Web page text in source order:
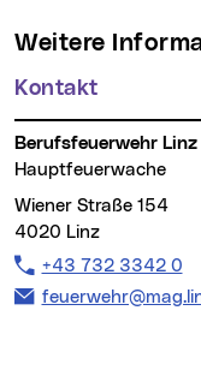
Weitere
Kontakt
Berufsfeuerwehr Linz
Hauptfeuerwache
Wiener Straße 154
4020 Linz
Telefon:
+43 732 3342 0
E-Mail Adresse: